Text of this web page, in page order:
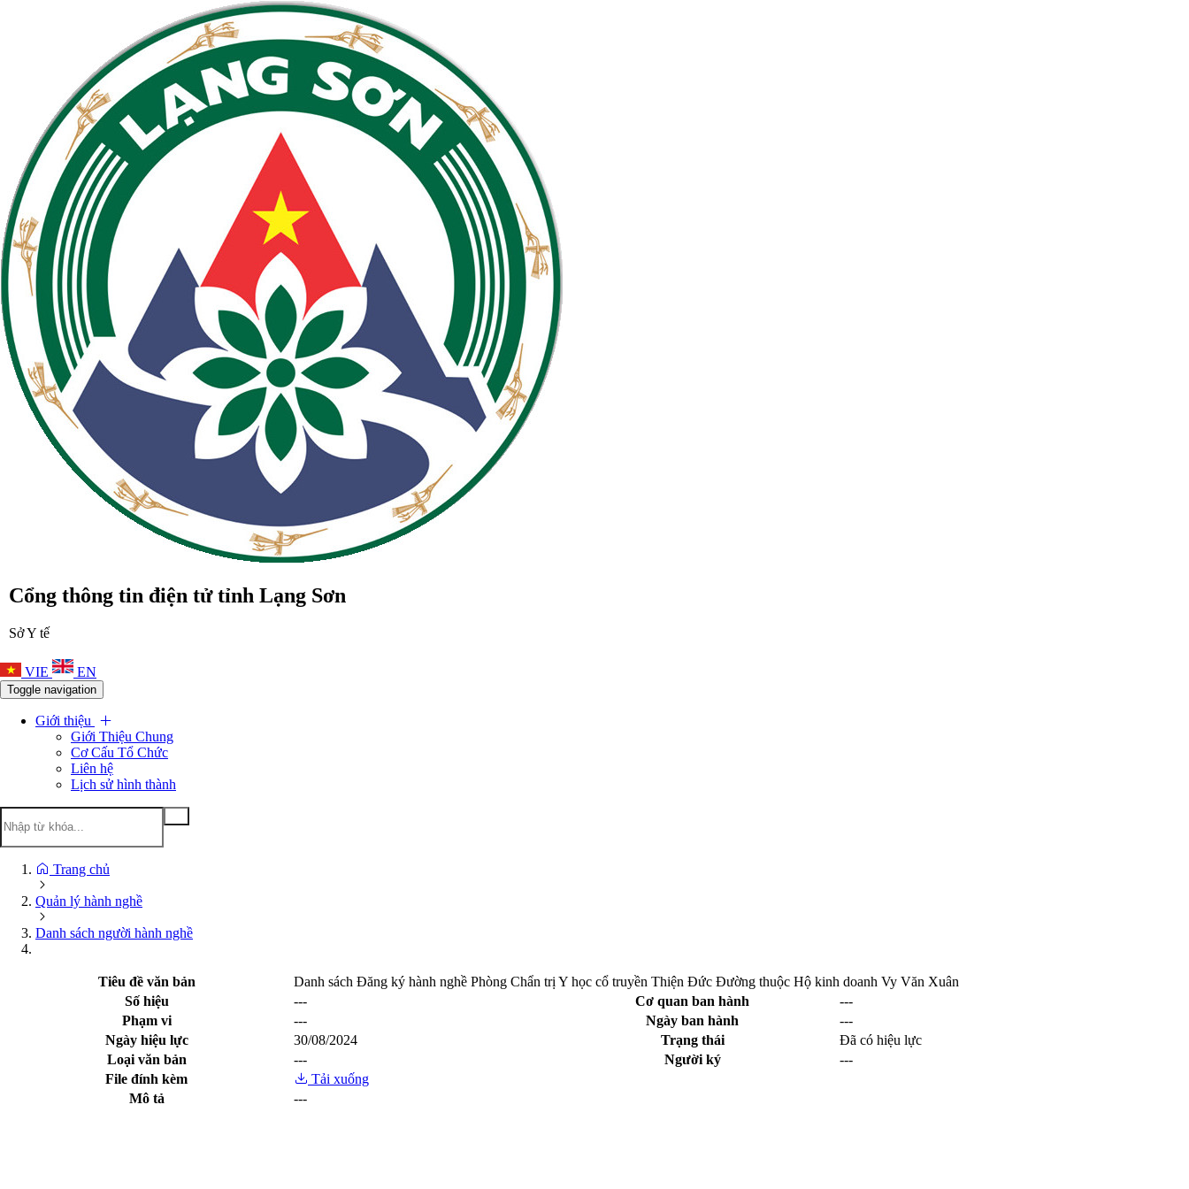
Cổng thông tin điện tử tỉnh Lạng Sơn
Sở Y tế
VIE EN
Toggle navigation
Giới thiệu
Giới Thiệu Chung
Cơ Cấu Tổ Chức
Liên hệ
Lịch sử hình thành
Trang chủ
Quản lý hành nghề
Danh sách người hành nghề
Tiêu đề văn bản
Danh sách Đăng ký hành nghề Phòng Chẩn trị Y học cổ truyền Thiện Đức Đường thuộc Hộ kinh doanh Vy Văn Xuân
Số hiệu
--- Cơ quan ban hành
---
Phạm vi
--- Ngày ban hành
---
Ngày hiệu lực
30/08/2024 Trạng thái
Đã có hiệu lực
Loại văn bản
--- Người ký
---
File đính kèm
Tải xuống
Mô tả
---